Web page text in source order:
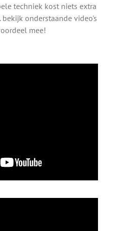
techniek kost niets extra
onderstaande video's
mee!